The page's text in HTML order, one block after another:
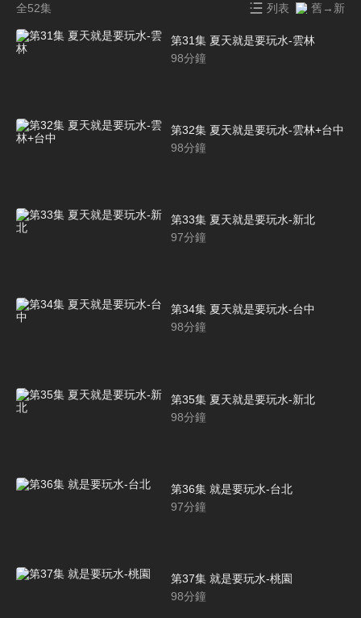
全52集 列表 舊→新
第31集 夏天就是要玩水-雲林
98分鐘
第32集 夏天就是要玩水-雲林+台中
98分鐘
第33集 夏天就是要玩水-新北
97分鐘
第34集 夏天就是要玩水-台中
98分鐘
第35集 夏天就是要玩水-新北
98分鐘
第36集 就是要玩水-台北
97分鐘
第37集 就是要玩水-桃園
98分鐘